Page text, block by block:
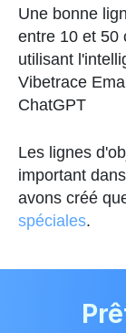
Une bonne
entre 10 et 50
utilisant
Vibetrace
ChatGPT
Les lignes
important
avons créé
spéciales.